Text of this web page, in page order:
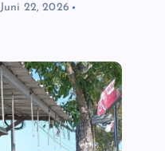
Juni 22, 2026